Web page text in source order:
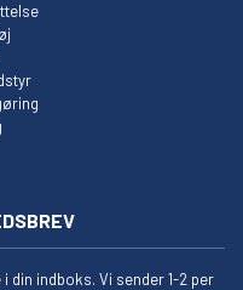
din indboks. Vi sender 1-2 per